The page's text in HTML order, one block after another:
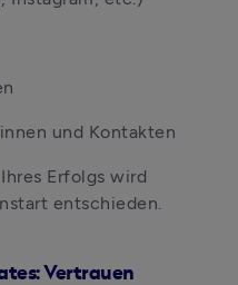
und Kontakten
Erfolgs wird
entschieden.
Vertrauen